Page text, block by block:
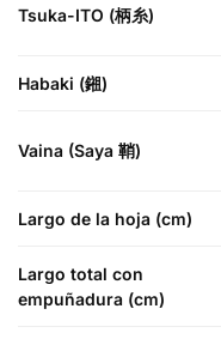
Tsuka-ITO (柄糸)
Habaki (鎺)
Vaina (Saya 鞘)
Largo de la hoja (cm)
Largo total con
empuñadura (cm)